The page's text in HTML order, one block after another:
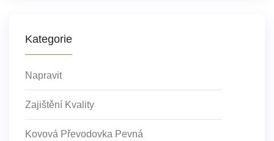
Kategorie
Napravit
Zajištění Kvality
Kovová Převodovka Pevná